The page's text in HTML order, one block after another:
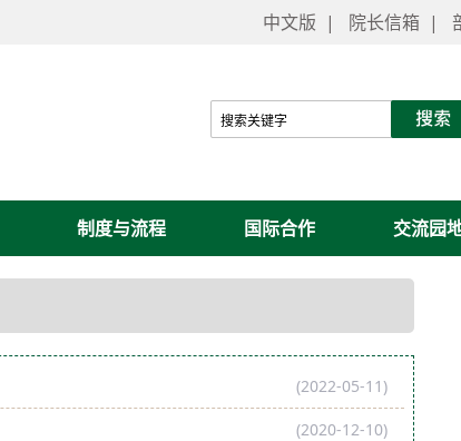
中文版 | 院长信箱 |
制度与流程 国际合作 交流园
(2022-05-11)
(2020-12-10)